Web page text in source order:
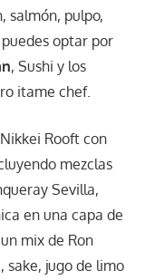
salmón, pulpo,
optar por
, Sushi y los
itame chef.
Rooft con
mezclas
Sevilla,
en una capa de
mix de Ron
sake, jugo de limo